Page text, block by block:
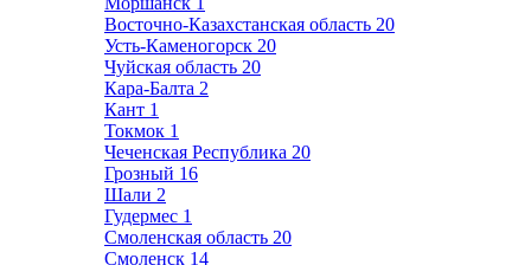
Восточно-Казахстанская область 20
Усть-Каменогорск 20
Чуйская область 20
Кара-Балта 2
Кант 1
Токмок 1
Чеченская Республика 20
Грозный 16
Шали 2
Гудермес 1
Смоленская область 20
Смоленск 14